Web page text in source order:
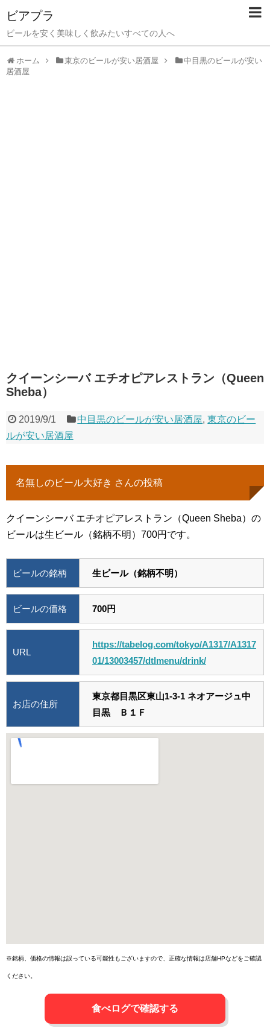
ビアプラ
ビールを安く美味しく飲みたいすべての人へ
ホーム 東京のビールが安い居酒屋
中目黒のビールが安い
居酒屋
クイーンシーバ エチオピアレストラン（Queen
Sheba）
2019/9/1 中目黒のビールが安い居酒屋,東京のビー
ルが安い居酒屋
名無しのビール大好き さんの投稿
クイーンシーバ エチオピアレストラン（Queen Sheba）の
ビールは生ビール（銘柄不明）700円です。
ビールの銘柄 生ビール（銘柄不明）
ビールの価格 700円
URL
https://tabelog.com/tokyo/A1317/A1317
01/13003457/dtlmenu/drink/
お店の住所
東京都目黒区東山1-3-1 ネオアージュ中
目黒 Ｂ１Ｆ
※銘柄、価格の情報は誤っている可能性もございますので、正確な情報は店舗HPなどをご確認
ください。
食べログで確認する